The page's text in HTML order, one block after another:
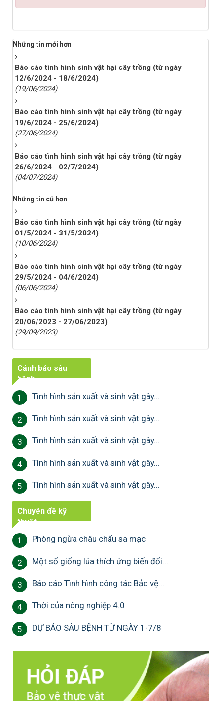
Những tin mới hơn
Báo cáo tình hình sinh vật hại cây trồng (từ ngày
12/6/2024 - 18/6/2024)
(19/06/2024)
Báo cáo tình hình sinh vật hại cây trồng (từ ngày
19/6/2024 - 25/6/2024)
(27/06/2024)
Báo cáo tình hình sinh vật hại cây trồng (từ ngày
26/6/2024 - 02/7/2024)
(04/07/2024)
Những tin cũ hơn
Báo cáo tình hình sinh vật hại cây trồng (từ ngày
01/5/2024 - 31/5/2024)
(10/06/2024)
Báo cáo tình hình sinh vật hại cây trồng (từ ngày
29/5/2024 - 04/6/2024)
(06/06/2024)
Báo cáo tình hình sinh vật hại cây trồng (từ ngày
20/06/2023 - 27/06/2023)
(29/09/2023)
Cảnh báo sâu
bệnh
1 Tình hình sản xuất và sinh vật gây...
2 Tình hình sản xuất và sinh vật gây...
3 Tình hình sản xuất và sinh vật gây...
4 Tình hình sản xuất và sinh vật gây...
5 Tình hình sản xuất và sinh vật gây...
Chuyên đề kỹ
thuật
1 Phòng ngừa châu chấu sa mạc
2 Một số giống lúa thích ứng biến đổi...
3 Báo cáo Tình hình công tác Bảo vệ...
4 Thời của nông nghiệp 4.0
5 DỰ BÁO SÂU BỆNH TỪ NGÀY 1-7/8